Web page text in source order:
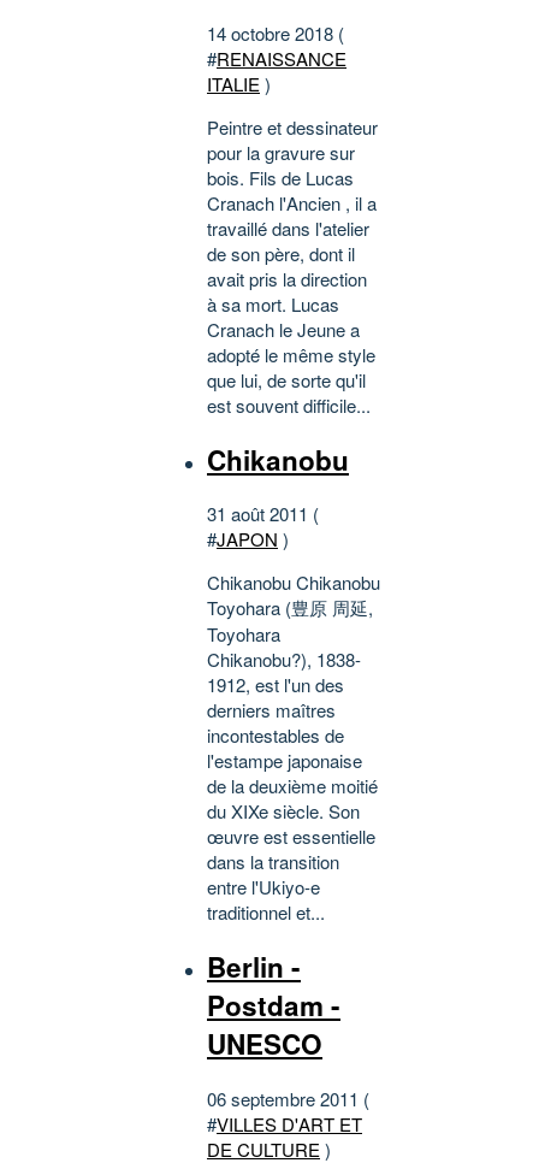
14 octobre 2018 (
#RENAISSANCE
ITALIE )
Peintre et dessinateur
pour la gravure sur
bois. Fils de Lucas
Cranach l'Ancien , il a
travaillé dans l'atelier
de son père, dont il
avait pris la direction
à sa mort. Lucas
Cranach le Jeune a
adopté le même style
que lui, de sorte qu'il
est souvent difficile...
Chikanobu
31 août 2011 (
#JAPON )
Chikanobu Chikanobu
Toyohara (豊原 周延,
Toyohara
Chikanobu?), 1838-
1912, est l'un des
derniers maîtres
incontestables de
l'estampe japonaise
de la deuxième moitié
du XIXe siècle. Son
œuvre est essentielle
dans la transition
entre l'Ukiyo-e
traditionnel et...
Berlin -
Postdam -
UNESCO
06 septembre 2011 (
#VILLES D'ART ET
DE CULTURE )